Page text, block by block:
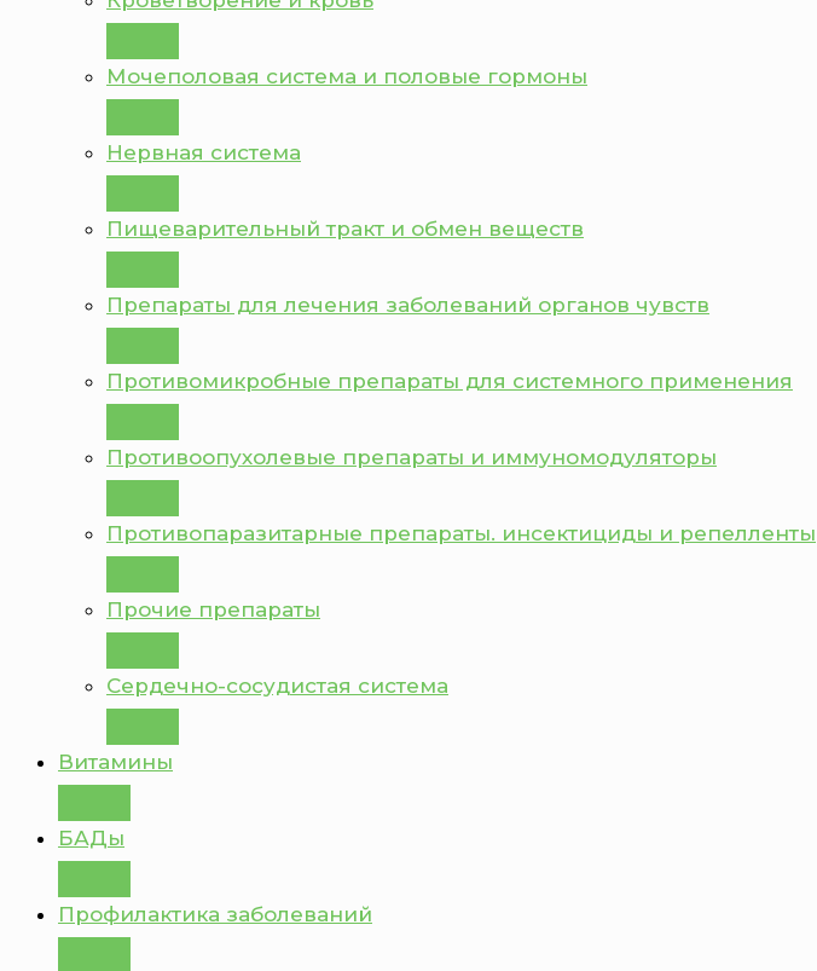
Мочеполовая система и половые гормоны
Нервная система
Пищеварительный тракт и обмен веществ
Препараты для лечения заболеваний органов чувств
Противомикробные препараты для системного применения
Противоопухолевые препараты и иммуномодуляторы
Противопаразитарные препараты. инсектициды и репелленты
Прочие препараты
Сердечно-сосудистая система
Витамины
БАДы
Профилактика заболеваний